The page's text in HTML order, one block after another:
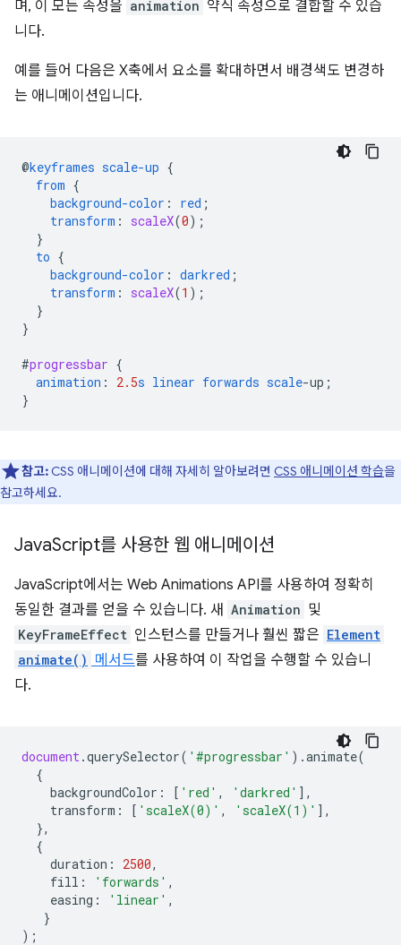
며, 이 모든 속성을 animation 약식 속성으로 결합할 수 있습
니다.
예를 들어 다음은 X축에서 요소를 확대하면서 배경색도 변경하
는 애니메이션입니다.
@keyframes scale-up {
from {
background-color : red ;
transform : scaleX(0);
}
to {
background-color : darkred ;
transform : scaleX(1 );
}
}
#progressbar {
animation : 2.5s linear forwards scale-up ;
}
참고: CSS 애니메이션에 대해 자세히 알아보려면 CSS 애니메이션 학습을
참고하세요.
JavaScript를 사용한 웹 애니메이션
JavaScript에서는 Web Animations API를 사용하여 정확히
동일한 결과를 얻을 수 있습니다. 새 Animation 및
KeyFrameEffect 인스턴스를 만들거나 훨씬 짧은 Element
animate() 메서드를 사용하여 이 작업을 수행할 수 있습니
다.
document.querySelector( '#progressbar' ).animate(
{
backgroundColor : [ 'red' , 'darkred' ],
transform : [ 'scaleX(0)' , 'scaleX(1)' ],
},
{
duration : 2500,
fill : 'forwards' ,
easing : 'linear' ,
}
);